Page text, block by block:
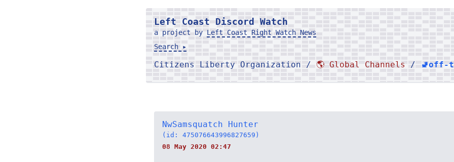
Left Coast Discord Watch
a project by Left Coast Right Watch News
Search ▸
Citizens Liberty Organization / 🌎 Global Channels / 🚽off-
NwSamsquatch Hunter
(id: 475076643996827659)
08 May 2020 02:47